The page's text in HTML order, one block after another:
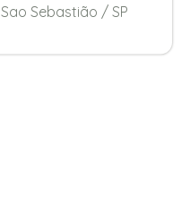
Sebastião / SP